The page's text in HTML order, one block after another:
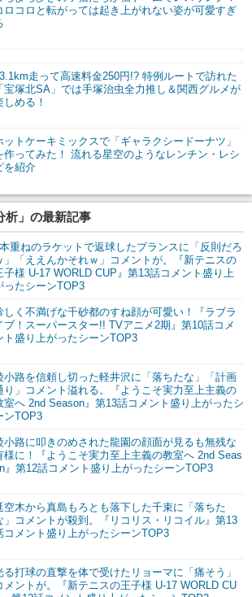
ロコロと転がっては起き上がれない姿が可愛すぎ
走って高速料金250円!? 特例ルートで訪れた
「宝塚北SA」では手塚治虫全力推し＆関西グルメが
しめる！
ットケーキミックスで「ギャラクシードーナツ」
作ってみた！ 流れる星空のようなレンチン・レシ
を紹介
析」の最新記事
重ねのラケットで返球したプランスに「反則だろ
」「ええんかそれｗ」コメントが。『新テニスの
子様 U-17 WORLD CUP』第13話コメント盛り上
ったシーンTOP3
しく不満げな千砂都のすね顔が可愛い！『ラブラ
ブ！スーパースター!! TVアニメ2期』第10話コメ
ト盛り上がったシーンTOP3
小路を信頼し切った軽井沢に「落ちたな」「計画
り」コメント溢れる。『ようこそ実力至上主義の
室へ 2nd Season』第13話コメント盛り上がったシ
ンTOP3
小路に叩きのめされた龍園の顔面が見るも無残な
様に！『ようこそ実力至上主義の教室へ 2nd Seas
』第12話コメント盛り上がったシーンTOP3
空木から真島もろとも落下した千束に「落ちた
」コメントが殺到。『リコリス・リコイル』第13
コメント盛り上がったシーンTOP3
る打球の直撃を体で受けたリョーマに「痛そう」
メントが。『新テニスの王子様 U-17 WORLD CU